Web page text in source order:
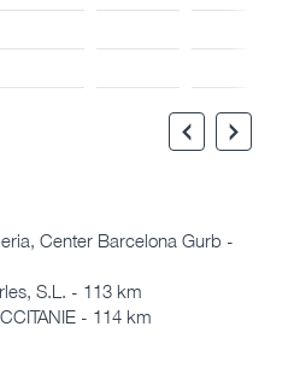
Center Barcelona Gurb -
S.L. - 113 km
- 114 km